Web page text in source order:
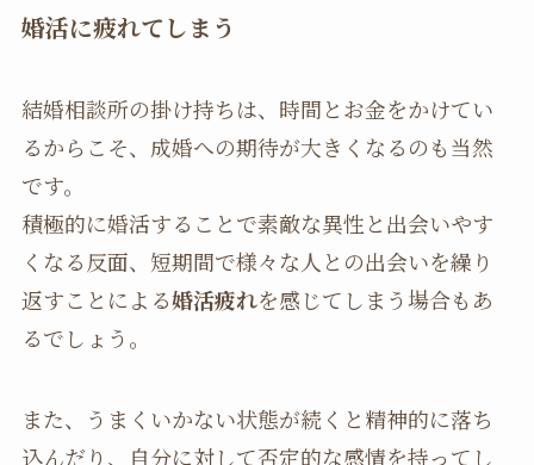
婚活に疲れてしまう
結婚相談所の掛け持ちは、時間とお金をかけてい
るからこそ、成婚への期待が大きくなるのも当然
です。
積極的に婚活することで素敵な異性と出会いやす
くなる反面、短期間で様々な人との出会いを繰り
返すことによる婚活疲れを感じてしまう場合もあ
るでしょう。
また、うまくいかない状態が続くと精神的に落ち
込んだり、自分に対して否定的な感情を持ってし